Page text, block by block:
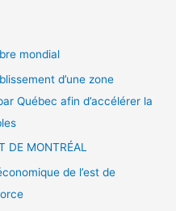
mondial
d’une zone
Québec afin d’accélérer la
DE MONTRÉAL
de l’est de